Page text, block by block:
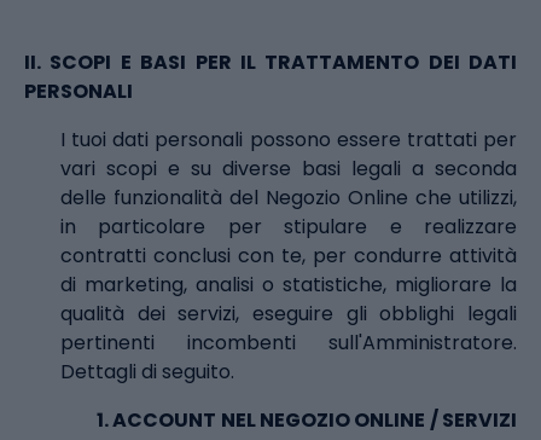
II. SCOPI E BASI PER IL TRATTAMENTO DEI DATI
PERSONALI
I tuoi dati personali possono essere trattati per
vari scopi e su diverse basi legali a seconda
delle funzionalità del Negozio Online che utilizzi,
in particolare per stipulare e realizzare
contratti conclusi con te, per condurre attività
di marketing, analisi o statistiche, migliorare la
qualità dei servizi, eseguire gli obblighi legali
pertinenti incombenti sull'Amministratore.
Dettagli di seguito.
1.ACCOUNT NEL NEGOZIO ONLINE / SERVIZI